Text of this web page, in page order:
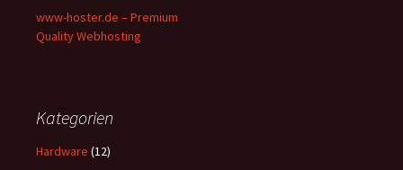
www-hoster.de – Premium
Quality Webhosting
Kategorien
Hardware (12)